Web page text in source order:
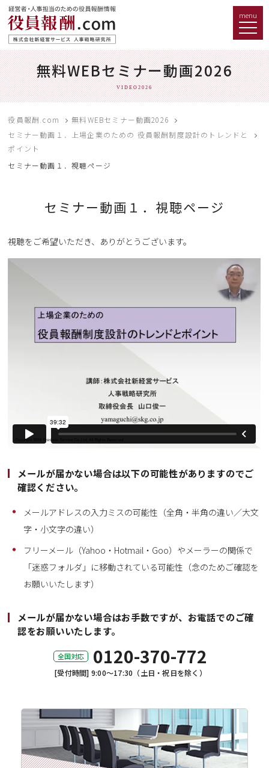
menu
無料WEBセミナー動画2026
VIDEO2026
役員報酬.com
無料WEBセミナー動画2026
セミナー動画１．上場企業のための 役員報酬制度設計のトレンドと
ポイント
セミナー動画１．視聴ページ
セミナー動画１．視聴ページ
視聴をご希望いただき、ありがとうございます。
メールが届かない場合は以下の可能性がありますのでご
確認ください。
メールアドレスの入力ミスの可能性（全角・半角の違い／大文
字・小文字の違い）
フリーメール（Yahoo・Hotmail・Goo）やメーラーの関係で
「迷惑フォルダ」に移動されている可能性（念のためご確認を
お願いいたします）
メールが届かない場合はお手数ですが、お電話でのご確
認をお願いいたします。
全国対応 0120-370-772
[受付時間] 9:00～17:30（土日・祝日を除く）